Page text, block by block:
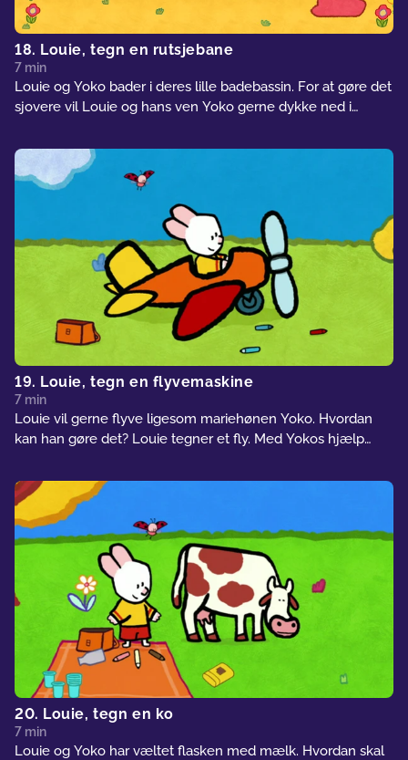
18. Louie, tegn en rutsjebane
7 min
Louie og Yoko bader i deres lille badebassin. For at gøre det
sjovere vil Louie og hans ven Yoko gerne dykke ned i
rutsjebane. Jubi, plask! Det er så sjovt, at Louies lillesøster
Sophie også vil med i badebassinet!
19. Louie, tegn en flyvemaskine
7 min
Louie vil gerne flyve ligesom mariehønen Yoko. Hvordan
kan han gøre det? Louie tegner et fly. Med Yokos hjælp
20. Louie, tegn en ko
7 min
Louie og Yoko har væltet flasken med mælk. Hvordan skal